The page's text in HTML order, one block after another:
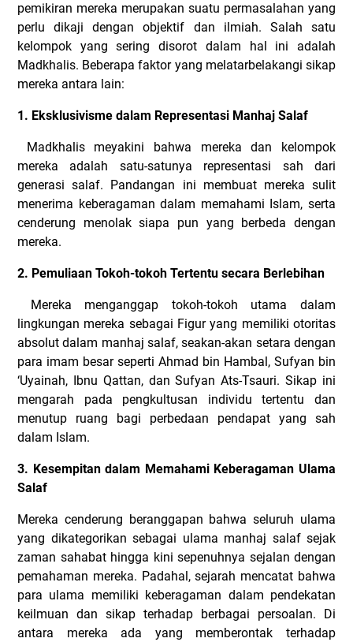
pemikiran mereka merupakan suatu permasalahan yang
perlu dikaji dengan objektif dan ilmiah. Salah satu
kelompok yang sering disorot dalam hal ini adalah
Madkhalis. Beberapa faktor yang melatarbelakangi sikap
mereka antara lain:
1. Eksklusivisme dalam Representasi Manhaj Salaf
Madkhalis meyakini bahwa mereka dan kelompok
mereka adalah satu-satunya representasi sah dari
generasi salaf. Pandangan ini membuat mereka sulit
menerima keberagaman dalam memahami Islam, serta
cenderung menolak siapa pun yang berbeda dengan
mereka.
2. Pemuliaan Tokoh-tokoh Tertentu secara Berlebihan
Mereka menganggap tokoh-tokoh utama dalam
lingkungan mereka sebagai Figur yang memiliki otoritas
absolut dalam manhaj salaf, seakan-akan setara dengan
para imam besar seperti Ahmad bin Hambal, Sufyan bin
‘Uyainah, Ibnu Qattan, dan Sufyan Ats-Tsauri. Sikap ini
mengarah pada pengkultusan individu tertentu dan
menutup ruang bagi perbedaan pendapat yang sah
dalam Islam.
3. Kesempitan dalam Memahami Keberagaman Ulama
Salaf
Mereka cenderung beranggapan bahwa seluruh ulama
yang dikategorikan sebagai ulama manhaj salaf sejak
zaman sahabat hingga kini sepenuhnya sejalan dengan
pemahaman mereka. Padahal, sejarah mencatat bahwa
para ulama memiliki keberagaman dalam pendekatan
keilmuan dan sikap terhadap berbagai persoalan. Di
antara mereka ada yang memberontak terhadap